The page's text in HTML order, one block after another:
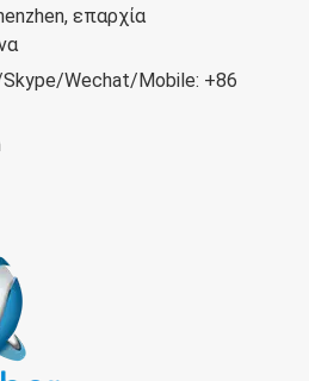
επαρχία
Wechat/Mobile: +86